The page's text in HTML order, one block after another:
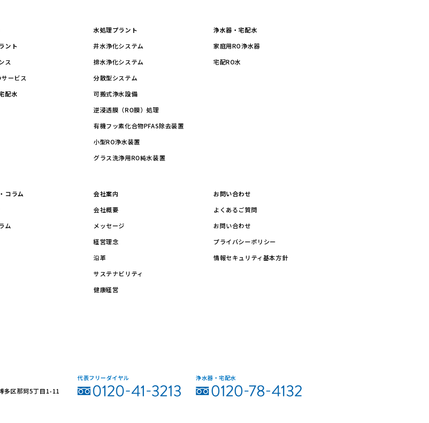
ント
ス
ービス
配水
水処理プラント
井水浄化システム
排水浄化システム
分散型システム
可搬式浄水設備
逆浸透膜（RO膜）処理
有機フッ素化合物PFAS除去装置
小型RO浄水装置
グラス洗浄用RO純水装置
浄水器・宅配水
家庭用RO浄水器
宅配RO水
コラム
ム
会社案内
会社概要
メッセージ
経営理念
沿革
サステナビリティ
健康経営
お問い合わせ
よくあるご質問
お問い合わせ
プライバシーポリシー
情報セキュリティ基本方針
多区那珂5丁目1-11
代表フリーダイヤル 浄水器・宅配水